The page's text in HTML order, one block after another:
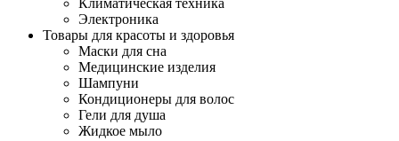
Климатическая техника
Электроника
Товары для красоты и здоровья
Маски для сна
Медицинские изделия
Шампуни
Кондиционеры для волос
Гели для душа
Жидкое мыло